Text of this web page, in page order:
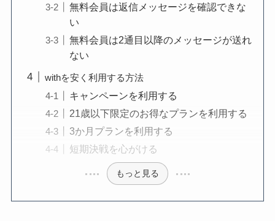
無料会員は返信メッセージを確認できな
い
無料会員は2通目以降のメッセージが送れ
ない
withを安く利用する方法
キャンペーンを利用する
21歳以下限定のお得なプランを利用する
3か月プランを利用する
短期決戦を心がける
もっと見る